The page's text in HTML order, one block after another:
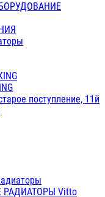
поступление, 11й
Vitto